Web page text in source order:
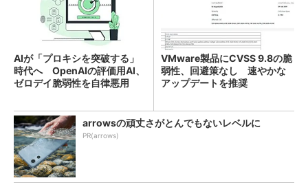
AIが「プロキシを突破する」
時代へ OpenAIの評価用AI、
ゼロデイ脆弱性を自律悪用
VMware製品にCVSS 9.8の脆
弱性、回避策なし 速やかな
アップデートを推奨
arrowsの頑丈さがとんでもないレベルに
PR(arrows)